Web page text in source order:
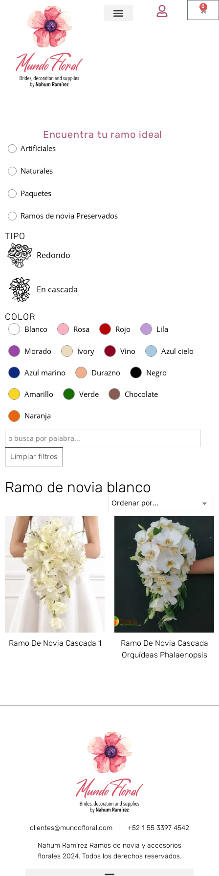
0
Encuentra tu ramo ideal
Artificiales
Naturales
Paquetes
Ramos de novia Preservados
TIPO
Redondo
En cascada
COLOR
Blanco Rosa Rojo Lila
Morado Ivory Vino Azul cielo
Azul marino Durazno Negro
Amarillo Verde Chocolate
Naranja
Limpiar filtros
Ramo de novia blanco
Ramo De Novia Cascada 1
Ramo De Novia Cascada
Orquídeas Phalaenopsis
clientes@mundofloral.com | +52 1 55 3397 4542
Nahum Ramírez Ramos de novia y accesorios
florales 2024. Todos los derechos reservados.